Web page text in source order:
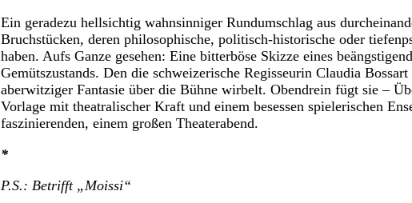
Ein geradezu hellsichtig wahnsinniger Rundumschlag aus
Bruchstücken, deren philosophische, politisch-historische oder
haben. Aufs Ganze gesehen: Eine bitterböse Skizze eines
Gemütszustands. Den die schweizerische Regisseurin Claudia
aberwitziger Fantasie über die Bühne wirbelt. Obendrein fügt sie –
Vorlage mit theatralischer Kraft und einem besessen spielerischen
faszinierenden, einem großen Theaterabend.
*
P.S.: Betrifft „Moissi“